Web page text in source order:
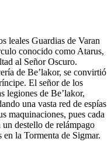
leales Guardias de Varan
conocido como Atarus,
al Señor Oscuro.
de Be’lakor, se convirtió
El señor de los
legiones de Be’lakor,
una vasta red de espías
maquinaciones, pues cada
un destello de relámpago
la Tormenta de Sigmar.